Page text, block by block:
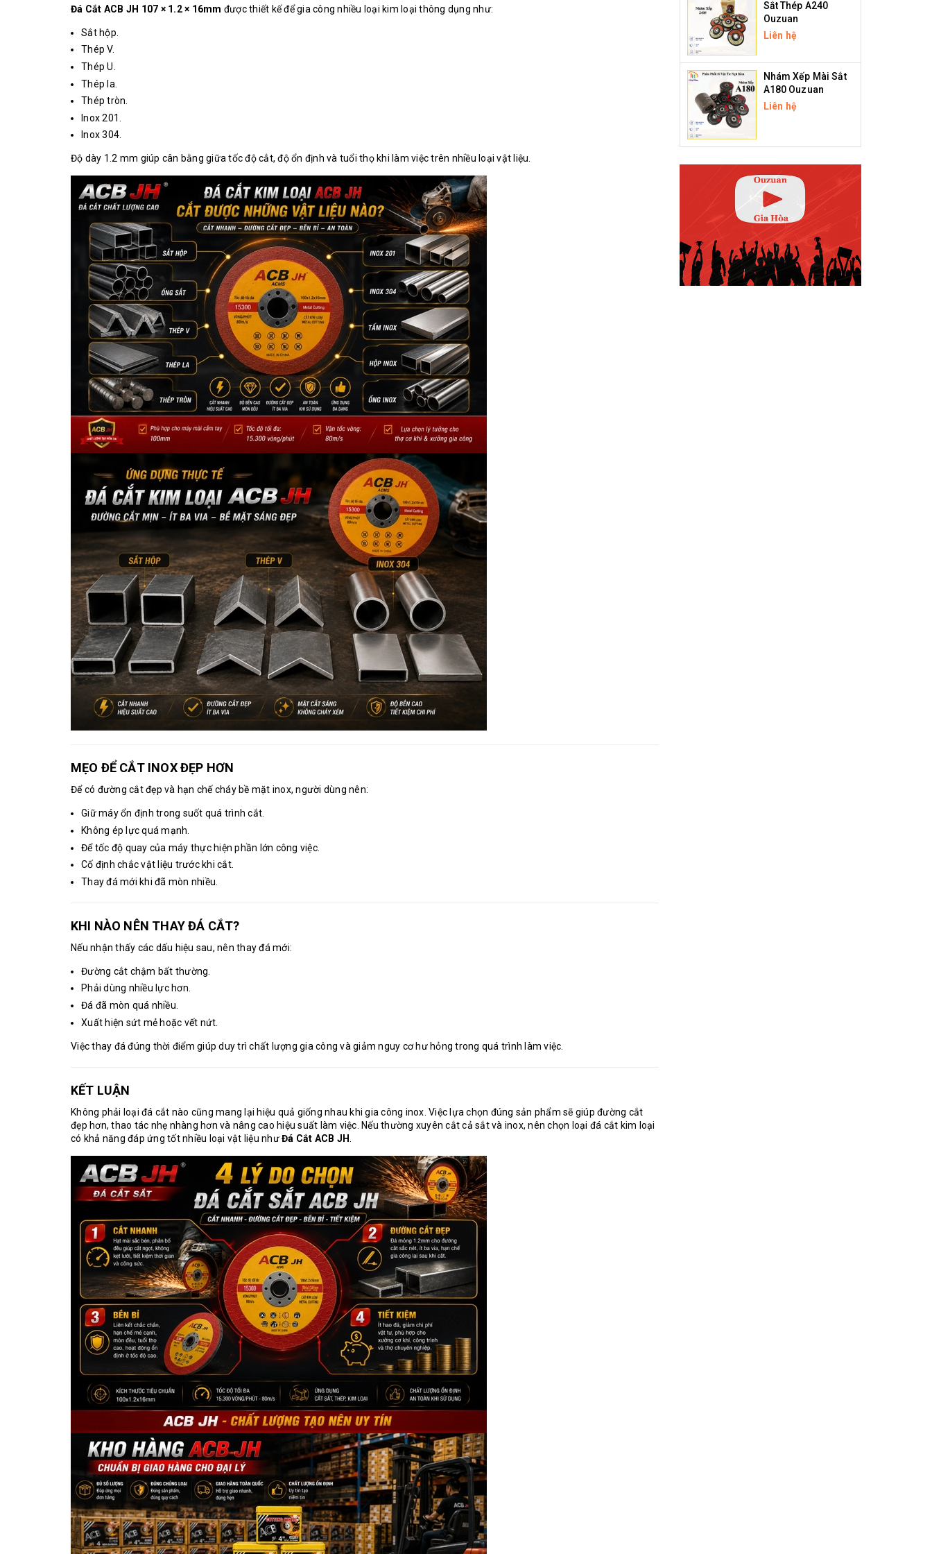
Đá Cắt ACB JH 107 × 1.2 × 16mm được thiết kế để gia công nhiều loại kim loại thông dụng như:
Sắt hộp.
Thép V.
Thép U.
Thép la.
Thép tròn.
Inox 201.
Inox 304.
Độ dày 1.2 mm giúp cân bằng giữa tốc độ cắt, độ ổn định và tuổi thọ khi làm việc trên nhiều loại vật liệu.
MẸO ĐỂ CẮT INOX ĐẸP HƠN
Để có đường cắt đẹp và hạn chế cháy bề mặt inox, người dùng nên:
Giữ máy ổn định trong suốt quá trình cắt.
Không ép lực quá mạnh.
Để tốc độ quay của máy thực hiện phần lớn công việc.
Cố định chắc vật liệu trước khi cắt.
Thay đá mới khi đã mòn nhiều.
KHI NÀO NÊN THAY ĐÁ CẮT?
Nếu nhận thấy các dấu hiệu sau, nên thay đá mới:
Đường cắt chậm bất thường.
Phải dùng nhiều lực hơn.
Đá đã mòn quá nhiều.
Xuất hiện sứt mẻ hoặc vết nứt.
Việc thay đá đúng thời điểm giúp duy trì chất lượng gia công và giảm nguy cơ hư hỏng trong quá trình làm việc.
KẾT LUẬN
Không phải loại đá cắt nào cũng mang lại hiệu quả giống nhau khi gia công inox. Việc lựa chọn đúng sản phẩm sẽ giúp đường cắt
đẹp hơn, thao tác nhẹ nhàng hơn và nâng cao hiệu suất làm việc. Nếu thường xuyên cắt cả sắt và inox, nên chọn loại đá cắt kim loại
có khả năng đáp ứng tốt nhiều loại vật liệu nhưĐá Cắt ACB JH
Sắt Thép A240
Ouzuan
Liên hệ
Nhám Xếp Mài Sắt
A180 Ouzuan
Liên hệ